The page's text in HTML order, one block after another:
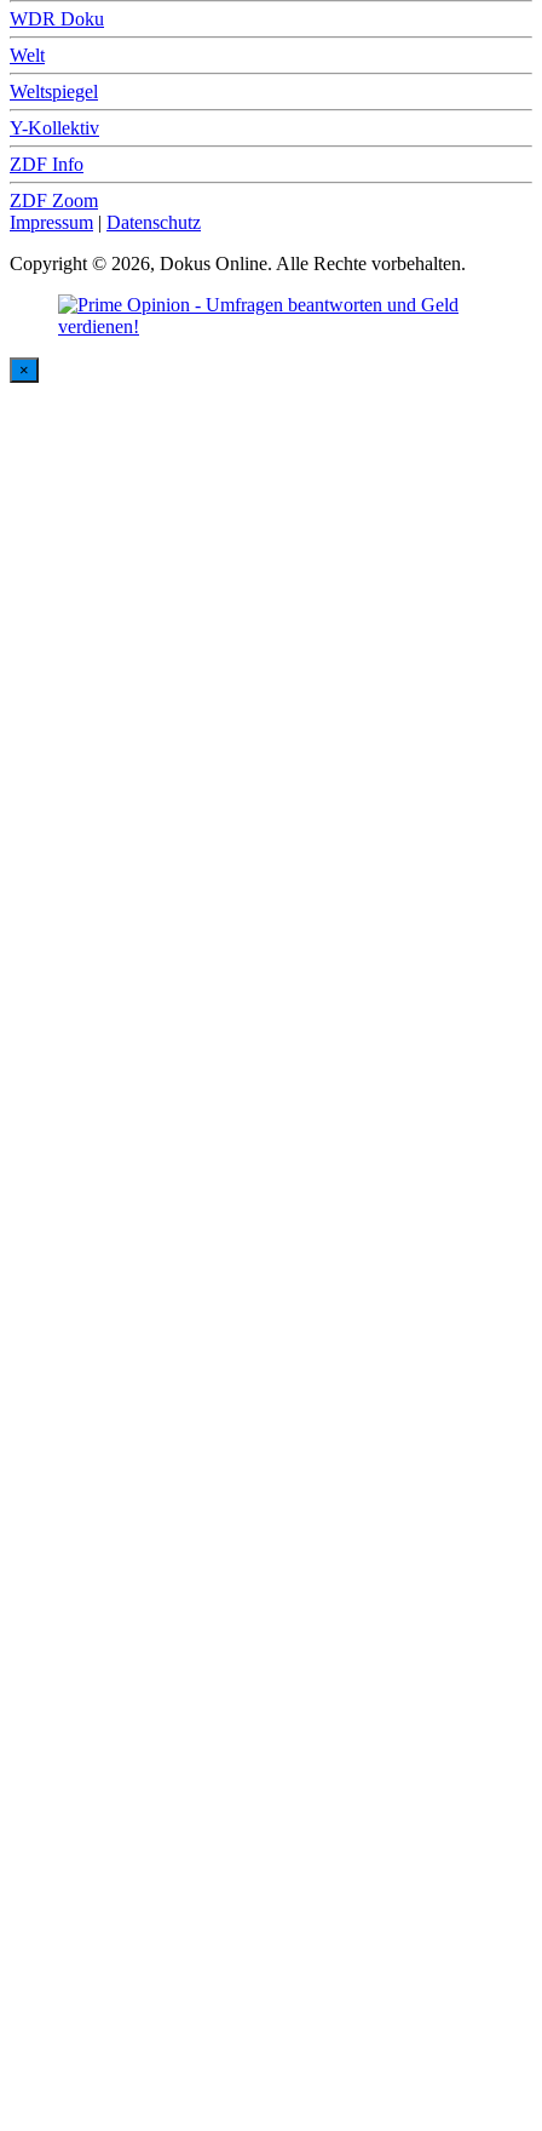
WDR Doku
Welt
Weltspiegel
Y-Kollektiv
ZDF Info
ZDF Zoom
Impressum | Datenschutz
Copyright © 2026, Dokus Online. Alle Rechte vorbehalten.
×